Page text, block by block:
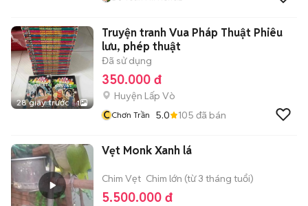
28 giây trước 1
Truyện tranh Vua Pháp Thuật Phiêu
lưu, phép thuật
Đã sử dụng
350.000 đ
Huyện Lấp Vò
CChơn Trần 5.0 105 đã bán
Vẹt Monk Xanh lá
Chim Vẹt Chim lớn (từ 3 tháng tuổi)
5.500.000 đ